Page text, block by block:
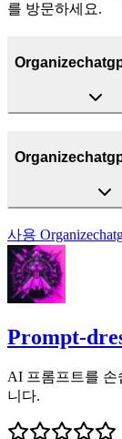
를 방문하세요.
사용
Prompt-
AI 프롬프트를 손
니다.